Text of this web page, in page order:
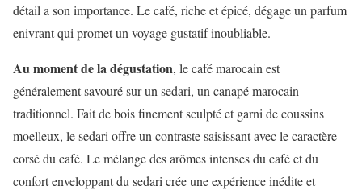
détail a son importance. Le café, riche et épicé, dégage un parfum
enivrant qui promet un voyage gustatif inoubliable.
Au moment de la dégustation, le café marocain est
généralement savouré sur un sedari, un canapé marocain
traditionnel. Fait de bois finement sculpté et garni de coussins
moelleux, le sedari offre un contraste saisissant avec le caractère
corsé du café. Le mélange des arômes intenses du café et du
confort enveloppant du sedari crée une expérience inédite et